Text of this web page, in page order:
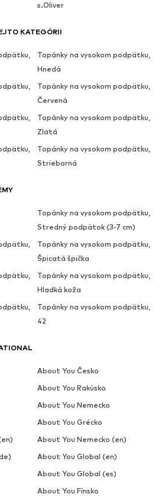
s.Oliver
KATEGÓRII
Topánky na vysokom podpätku,
Hnedá
Topánky na vysokom podpätku,
Červená
Topánky na vysokom podpätku,
Zlatá
Topánky na vysokom podpätku,
Strieborná
Topánky na vysokom podpätku,
Stredný podpätok (3-7 cm)
Topánky na vysokom podpätku,
Špicatá špička
Topánky na vysokom podpätku,
Hladká koža
Topánky na vysokom podpätku,
42
About You Česko
About You Rakúsko
About You Nemecko
About You Grécko
About You Nemecko (en)
About You Global (en)
About You Global (es)
About You Fínsko